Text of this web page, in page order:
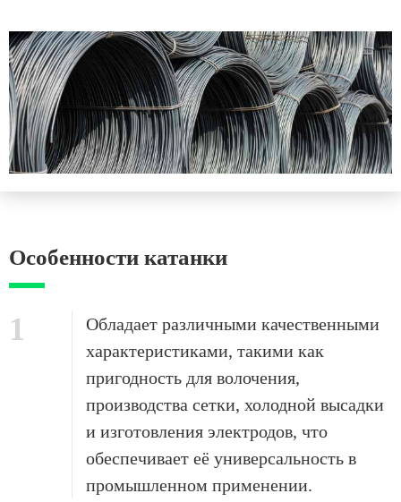
Особенности катанки
1
Обладает различными качественными
характеристиками, такими как
пригодность для волочения,
производства сетки, холодной высадки
и изготовления электродов, что
обеспечивает её универсальность в
промышленном применении.